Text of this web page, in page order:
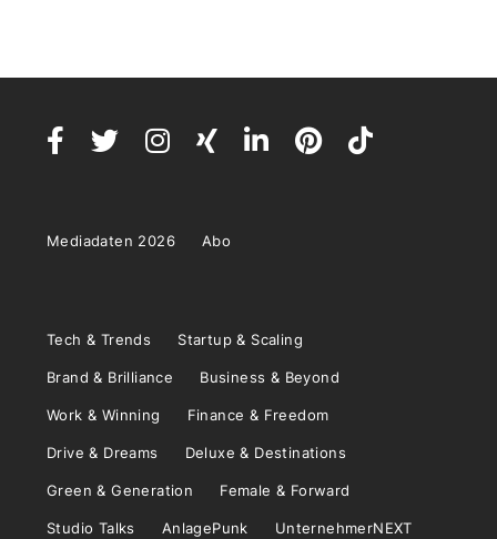
Mediadaten 2026 Abo
Tech & Trends Startup & Scaling
Brand & Brilliance Business & Beyond
Work & Winning Finance & Freedom
Drive & Dreams Deluxe & Destinations
Green & Generation Female & Forward
Studio Talks AnlagePunk UnternehmerNEXT